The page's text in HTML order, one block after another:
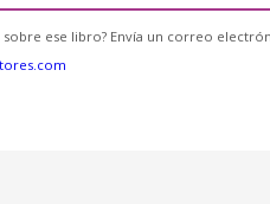
sobre ese libro? Envía un correo